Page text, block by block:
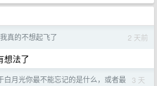
我真的不想起飞了 2 天前
想法了
白月光你最不能忘记的是什么，或者最
3 天